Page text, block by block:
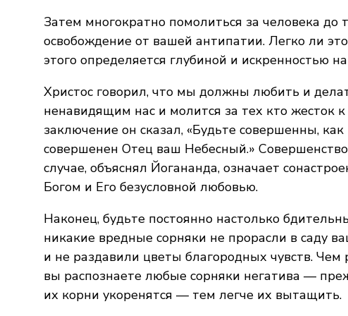
Затем многократно помолиться за человека до
освобождение от вашей антипатии. Легко ли
этого определяется глубиной и искренностью
Христос говорил, что мы должны любить и
ненавидящим нас и молится за тех кто жесток
заключение он сказал, «Будьте совершенны, как
совершенен Отец ваш Небесный.»
случае, объяснял Йогананда, означает
Богом и Его безусловной любовью.
Наконец, будьте постоянно настолько
никакие вредные сорняки не прорасли в саду
и не раздавили цветы благородных чувств. Чем
вы распознаете любые сорняки негатива —
их корни укоренятся — тем легче их вытащить.